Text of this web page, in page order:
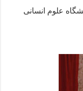
علوم انسانی